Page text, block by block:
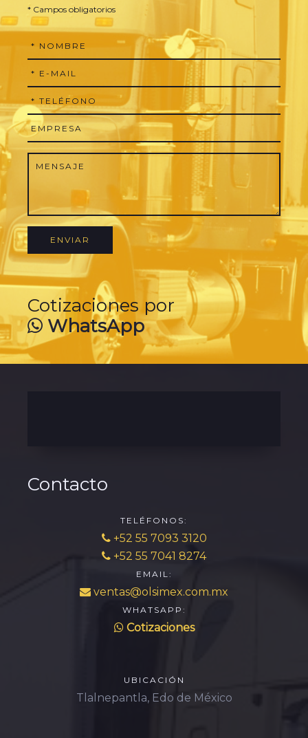
* Campos obligatorios
ENVIAR
Cotizaciones por
WhatsApp
Contacto
TELÉFONOS:
+52 55 7093 3120
+52 55 7041 8274
EMAIL:
ventas@olsimex.com.mx
WHATSAPP:
Cotizaciones
UBICACIÓN
Tlalnepantla, Edo de México